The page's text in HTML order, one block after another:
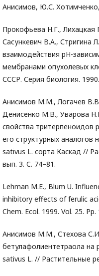
Анисимов, Ю.С.
Прокофьева Н.Г.,
Сасункевич В.А.,
взаимодействия рН-
мембранами опухолевых
СССР. Серия биология.
Анисимов М.М., Логачев
Денисенко М.В., Уварова
свойства тритерпеноидов
его структурных аналогов
sativus L. сорта Каскад //
вып. 3. C. 74–81.
Lehman M.E., Blum U.
inhibitory effects of ferulic
Chem. Ecol. 1999. Vol. 25. Pp.
Анисимов М.М., Стехова
бетулафолиентетраола на
sativus L. // Растительные